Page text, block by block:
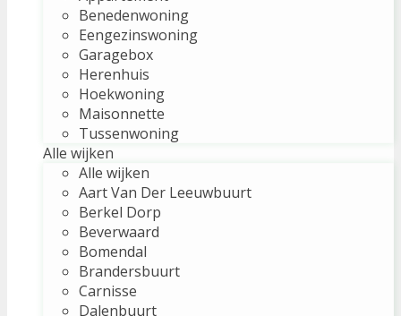
Benedenwoning
Eengezinswoning
Garagebox
Herenhuis
Hoekwoning
Maisonnette
Tussenwoning
Alle wijken
Alle wijken
Aart Van Der Leeuwbuurt
Berkel Dorp
Beverwaard
Bomendal
Brandersbuurt
Carnisse
Dalenbuurt